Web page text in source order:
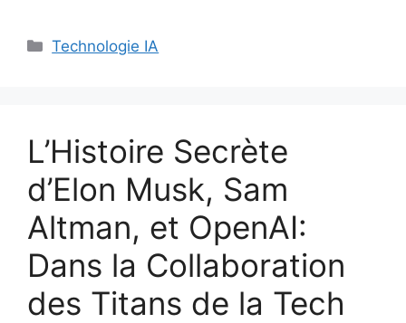
Categories
Technologie IA
L’Histoire Secrète
d’Elon Musk, Sam
Altman, et OpenAI:
Dans la Collaboration
des Titans de la Tech